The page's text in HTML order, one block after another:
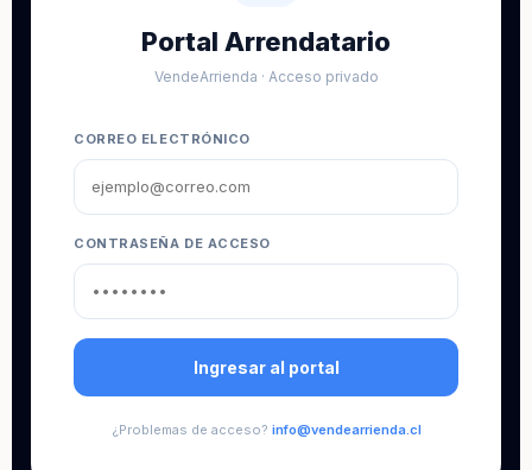
Portal Arrendatario
VendeArrienda · Acceso privado
CORREO ELECTRÓNICO
CONTRASEÑA DE ACCESO
Ingresar al portal
¿Problemas de acceso? info@vendearrienda.cl